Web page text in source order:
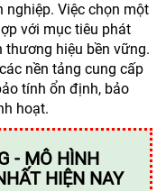
nghiệp. Việc chọn một
với mục tiêu phát
thương hiệu bền vững.
nền tảng cung cấp
tính ổn định, bảo
hoạt.
- MÔ HÌNH
HIỆN NAY